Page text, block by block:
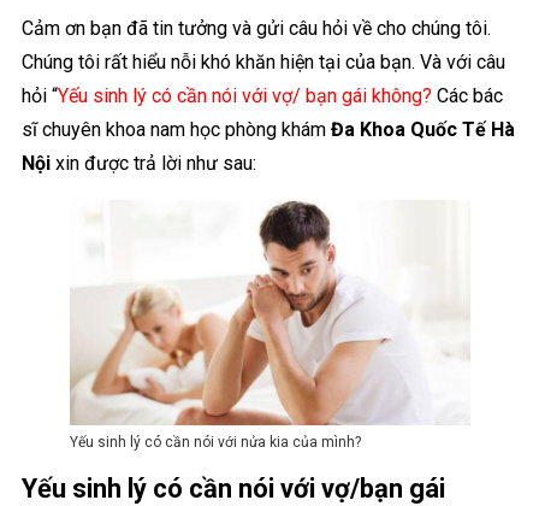
Cảm ơn bạn đã tin tưởng và gửi câu hỏi về cho chúng tôi.
Chúng tôi rất hiểu nỗi khó khăn hiện tại của bạn. Và với câu
hỏi “Yếu sinh lý có cần nói với vợ/ bạn gái không? Các bác
sĩ chuyên khoa nam học phòng khám Đa Khoa Quốc Tế Hà
Nộixin được trả lời như sau:
Yếu sinh lý có cần nói với nửa kia của mình?
Yếu sinh lý có cần nói với vợ/bạn gái